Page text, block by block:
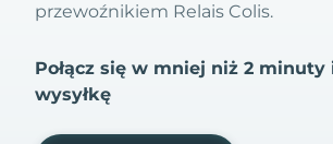
przewoźnikiem Relais Colis.
Połącz się w mniej niż 2 minuty
wysyłkę